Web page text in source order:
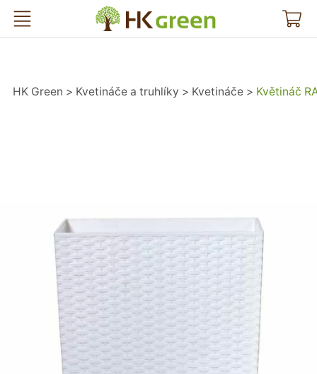
HK Green
HK Green Kvetináče a truhlíky Kvetináče Květináč